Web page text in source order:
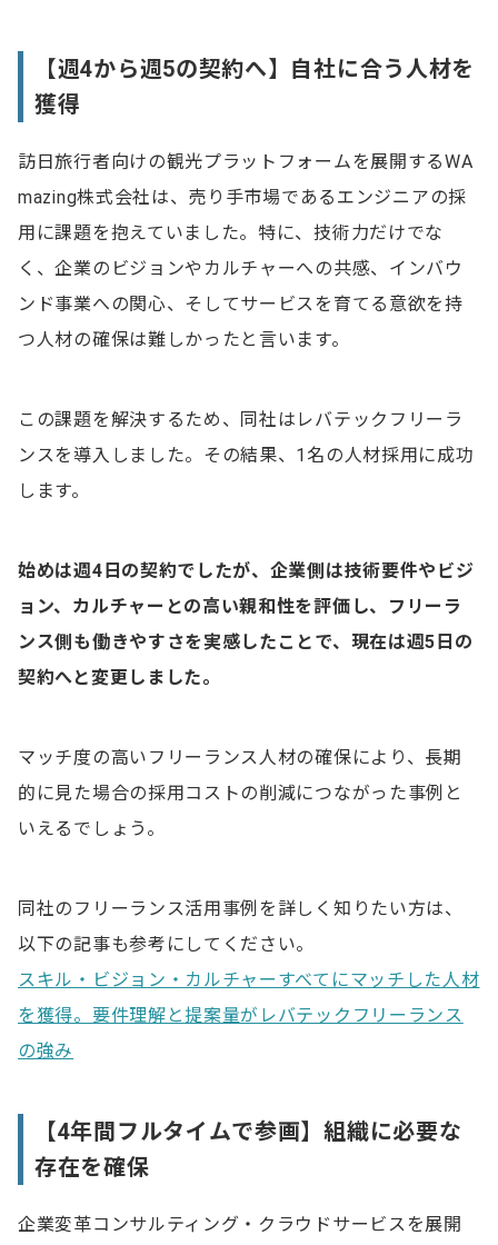
【週4から週5の契約へ】自社に合う人材を
獲得
訪日旅行者向けの観光プラットフォームを展開するWA
mazing株式会社は、売り手市場であるエンジニアの採
用に課題を抱えていました。特に、技術力だけでな
く、企業のビジョンやカルチャーへの共感、インバウ
ンド事業への関心、そしてサービスを育てる意欲を持
つ人材の確保は難しかったと言います。
この課題を解決するため、同社はレバテックフリーラ
ンスを導入しました。その結果、1名の人材採用に成功
します。
始めは週4日の契約でしたが、企業側は技術要件やビジ
ョン、カルチャーとの高い親和性を評価し、フリーラ
ンス側も働きやすさを実感したことで、現在は週5日の
契約へと変更しました。
マッチ度の高いフリーランス人材の確保により、長期
的に見た場合の採用コストの削減につながった事例と
いえるでしょう。
同社のフリーランス活用事例を詳しく知りたい方は、
以下の記事も参考にしてください。
スキル・ビジョン・カルチャーすべてにマッチした人材
を獲得。要件理解と提案量がレバテックフリーランス
の強み
【4年間フルタイムで参画】組織に必要な
存在を確保
企業変革コンサルティング・クラウドサービスを展開